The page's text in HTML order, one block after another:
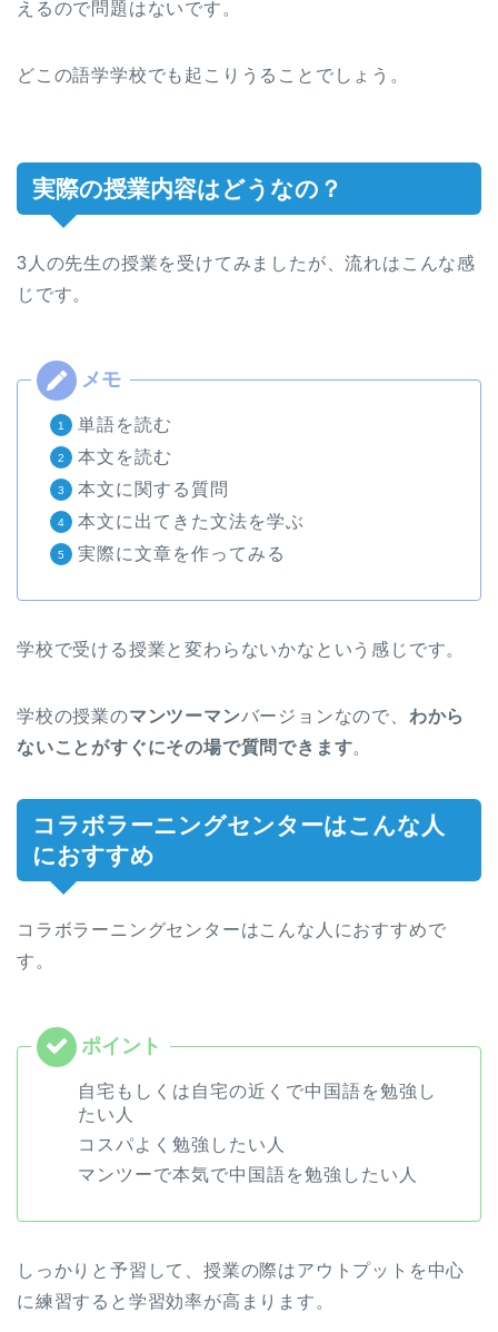
えるので問題はないです。
どこの語学学校でも起こりうることでしょう。
実際の授業内容はどうなの？
3人の先生の授業を受けてみましたが、流れはこんな感
じです。
単語を読む
本文を読む
本文に関する質問
本文に出てきた文法を学ぶ
実際に文章を作ってみる
学校で受ける授業と変わらないかなという感じです。
学校の授業のマンツーマンバージョンなので、 わから
ないことがすぐにその場で質問できます。
コラボラーニングセンターはこんな人
におすすめ
コラボラーニングセンターはこんな人におすすめで
す。
自宅もしくは自宅の近くで中国語を勉強し
たい人
コスパよく勉強したい人
マンツーで本気で中国語を勉強したい人
しっかりと予習して、授業の際はアウトプットを中心
に練習すると学習効率が高まります。